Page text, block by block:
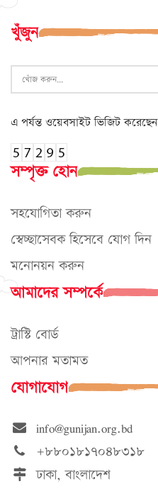
খুঁজুন
এ পর্যন্ত ওয়েবসাইট ভিজিট করেছেন
সম্পৃক্ত হোন
সহযোগিতা করুন
স্বেচ্ছাসেবক হিসেবে যোগ দিন
মনোনয়ন করুন
আমাদের সম্পর্কে
ট্রাস্টি বোর্ড
আপনার মতামত
যোগাযোগ
info@gunijan.org.bd
+৮৮০১৮১৭০৪৮৩১৮
ঢাকা, বাংলাদেশ